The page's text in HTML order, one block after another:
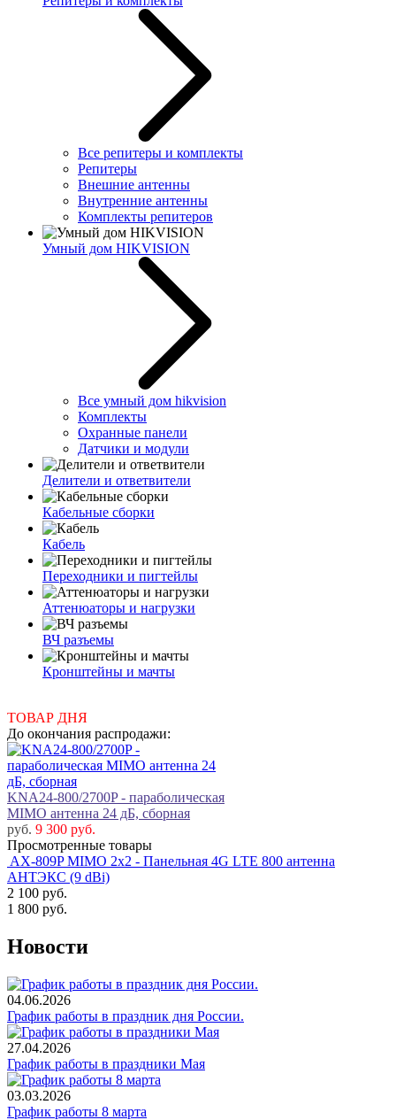
Все репитеры и комплекты
Репитеры
Внешние антенны
Внутренние антенны
Комплекты репитеров
Умный дом HIKVISION
Все умный дом hikvision
Комплекты
Охранные панели
Датчики и модули
Делители и ответвители
Кабельные сборки
Кабель
Переходники и пигтейлы
Аттенюаторы и нагрузки
ВЧ разъемы
Кронштейны и мачты
ТОВАР ДНЯ
До окончания распродажи:
KNA24-800/2700P - параболическая
MIMO антенна 24 дБ, сборная
руб. 9 300 руб.
Просмотренные товары
AX-809P MIMO 2x2 - Панельная 4G LTE 800 антенна
АНТЭКС (9 dBi)
2 100 руб.
1 800 руб.
Новости
04.06.2026
График работы в праздник дня России.
27.04.2026
График работы в праздники Мая
03.03.2026
График работы 8 марта